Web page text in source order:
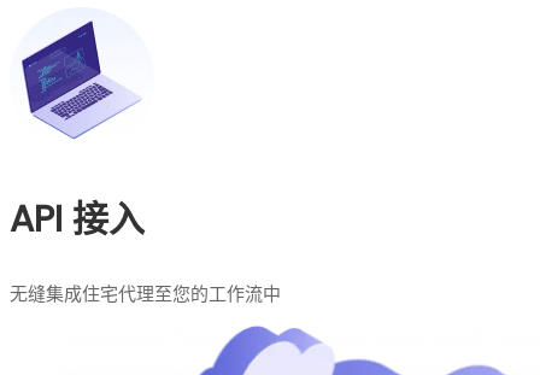
API 接入
无缝集成住宅代理至您的工作流中